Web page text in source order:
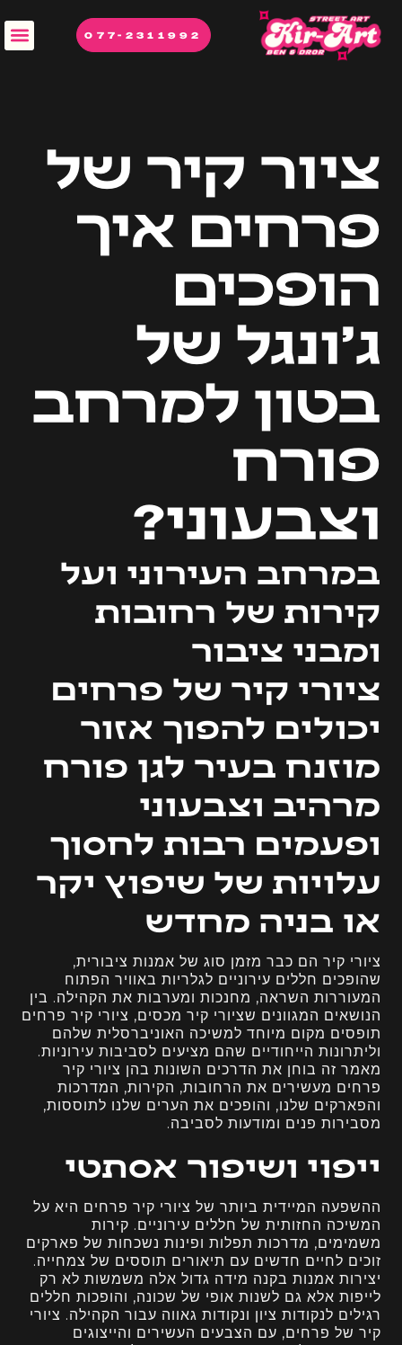
077-2311992
ציור קיר של
פרחים איך
הופכים
ג׳ונגל של
בטון למרחב
פורח
וצבעוני?
במרחב העירוני ועל
קירות של רחובות
ומבני ציבור
ציורי קיר של פרחים
יכולים להפוך אזור
מוזנח בעיר לגן פורח
מרהיב וצבעוני
ופעמים רבות לחסוך
עלויות של שיפוץ יקר
או בניה מחדש
ציורי קיר הם כבר מזמן סוג של אמנות ציבורית,
שהופכים חללים עירוניים לגלריות באוויר הפתוח
המעוררות השראה, מחנכות ומערבות את הקהילה. בין
הנושאים המגוונים שציורי קיר מכסים, ציורי קיר פרחים
תופסים מקום מיוחד למשיכה האוניברסלית שלהם
וליתרונות הייחודיים שהם מציעים לסביבות עירוניות.
מאמר זה בוחן את הדרכים השונות בהן ציורי קיר
פרחים מעשירים את הרחובות, הקירות, המדרכות
והפארקים שלנו, והופכים את הערים שלנו לתוססות,
מסבירות פנים ומודעות לסביבה.
ייפוי ושיפור אסתטי
ההשפעה המיידית ביותר של ציורי קיר פרחים היא על
המשיכה החזותית של חללים עירוניים. קירות
משמימים, מדרכות תפלות ופינות נשכחות של פארקים
זוכים לחיים חדשים עם תיאורים תוססים של צמחייה.
יצירות אמנות בקנה מידה גדול אלה משמשות לא רק
לייפות אלא גם לשנות אופי של שכונה, והופכות חללים
רגילים לנקודות ציון ונקודות גאווה עבור הקהילה. ציורי
קיר של פרחים, עם הצבעים העשירים והייצוגים